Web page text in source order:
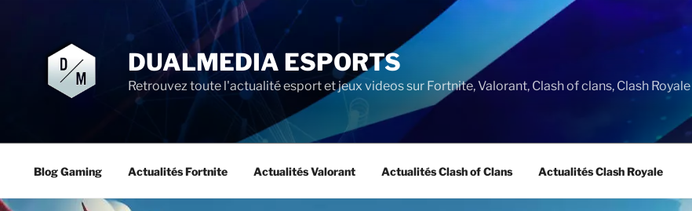
principal
DUALMEDIA ESPORTS
Retrouvez toute l'actualité esport et jeux videos sur Fortnite, Valorant, Clash of clans, Clash Royale
Blog Gaming Actualités Fortnite Actualités Valorant Actualités Clash of Clans Actualités Clash Royale